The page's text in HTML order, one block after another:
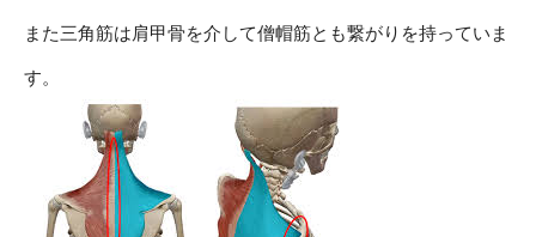
また三角筋は肩甲骨を介して僧帽筋とも繋がりを持っていま
す。